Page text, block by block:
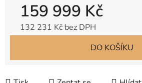
159 999 Kč
132 231 Kč bez DPH
DO KOŠÍKU